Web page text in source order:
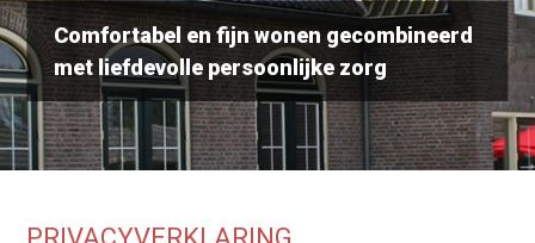
Comfortabel en fijn wonen gecombineerd
met liefdevolle persoonlijke zorg